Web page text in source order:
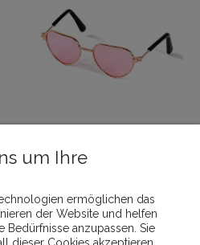
9,00 €
um Ihre
ermöglichen das
der Website und helfen
Bedürfnisse anzupassen. Sie